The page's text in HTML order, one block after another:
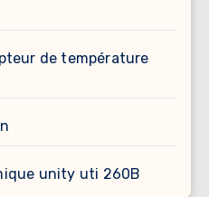
de température
unity uti 260B